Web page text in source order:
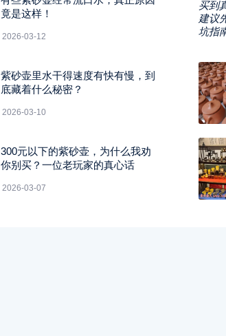
竟是这样！
2026-03-12
紫砂壶里水干得速度有快有慢，到
底藏着什么秘密？
2026-03-10
300元以下的紫砂壶，为什么我劝
你别买？一位老玩家的真心话
2026-03-07